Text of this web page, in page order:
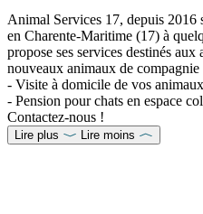
Animal Services 17, depuis
en Charente-Maritime (17) à
propose ses services destinés
nouveaux animaux de
- Visite à domicile de vos animaux
- Pension pour chats en espace
Contactez-nous !
Lire plus Lire moins